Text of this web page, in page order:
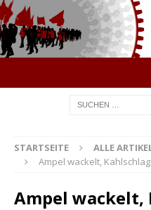
STARTSEITE ALLE
Ampel wackelt,
Ampel wackelt,